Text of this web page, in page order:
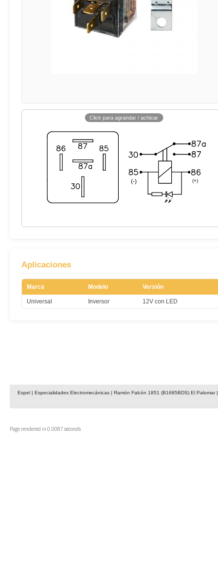
Click para agrandar / achicar
Aplicaciones
Marca Modelo Versión
Universal Inversor 12V con LED
Espel | Especialidades Electromecánicas | Ramón Falcón 1851 (B1685BDS) El
Page rendered in 0.0087 seconds